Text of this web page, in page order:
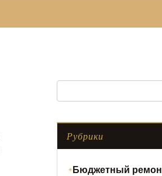
Рубрики
Бюджетный